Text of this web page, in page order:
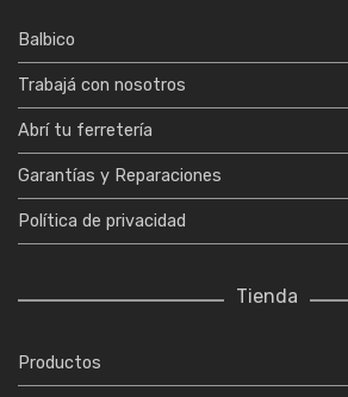
Balbico
Trabajá con nosotros
Abrí tu ferretería
Garantías y Reparaciones
Política de privacidad
Tienda
Productos